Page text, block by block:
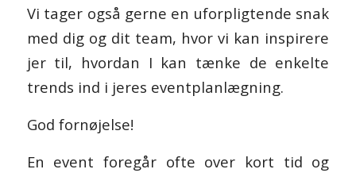
Vi tager også gerne en uforpligtende snak
med dig og dit team, hvor vi kan inspirere
jer til, hvordan I kan tænke de enkelte
trends ind i jeres eventplanlægning.
God fornøjelse!
En event foregår ofte over kort tid og